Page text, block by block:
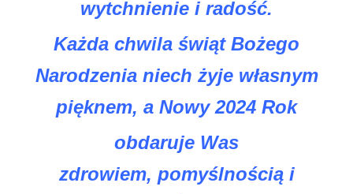
wytchnienie i radość.
Każda chwila świąt Bożego
Narodzenia niech żyje własnym
pięknem, a Nowy 2024 Rok
obdaruje Was
zdrowiem, pomyślnością i